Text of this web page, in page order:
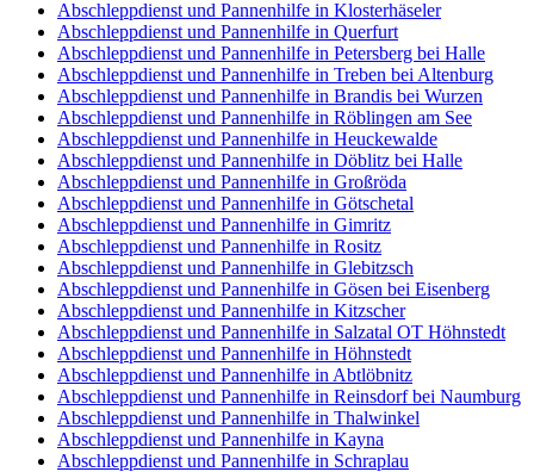
Abschleppdienst und Pannenhilfe in Klosterhäseler
Abschleppdienst und Pannenhilfe in Querfurt
Abschleppdienst und Pannenhilfe in Petersberg bei Halle
Abschleppdienst und Pannenhilfe in Treben bei Altenburg
Abschleppdienst und Pannenhilfe in Brandis bei Wurzen
Abschleppdienst und Pannenhilfe in Röblingen am See
Abschleppdienst und Pannenhilfe in Heuckewalde
Abschleppdienst und Pannenhilfe in Döblitz bei Halle
Abschleppdienst und Pannenhilfe in Großröda
Abschleppdienst und Pannenhilfe in Götschetal
Abschleppdienst und Pannenhilfe in Gimritz
Abschleppdienst und Pannenhilfe in Rositz
Abschleppdienst und Pannenhilfe in Glebitzsch
Abschleppdienst und Pannenhilfe in Gösen bei Eisenberg
Abschleppdienst und Pannenhilfe in Kitzscher
Abschleppdienst und Pannenhilfe in Salzatal OT Höhnstedt
Abschleppdienst und Pannenhilfe in Höhnstedt
Abschleppdienst und Pannenhilfe in Abtlöbnitz
Abschleppdienst und Pannenhilfe in Reinsdorf bei Naumburg
Abschleppdienst und Pannenhilfe in Thalwinkel
Abschleppdienst und Pannenhilfe in Kayna
Abschleppdienst und Pannenhilfe in Schraplau